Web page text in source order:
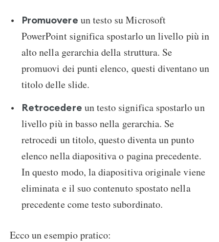
Promuovere un testo su Microsoft
PowerPoint significa spostarlo un livello più in
alto nella gerarchia della struttura. Se
promuovi dei punti elenco, questi diventano un
titolo delle slide.
Retrocedere un testo significa spostarlo un
livello più in basso nella gerarchia. Se
retrocedi un titolo, questo diventa un punto
elenco nella diapositiva o pagina precedente.
In questo modo, la diapositiva originale viene
eliminata e il suo contenuto spostato nella
precedente come testo subordinato.
Ecco un esempio pratico: